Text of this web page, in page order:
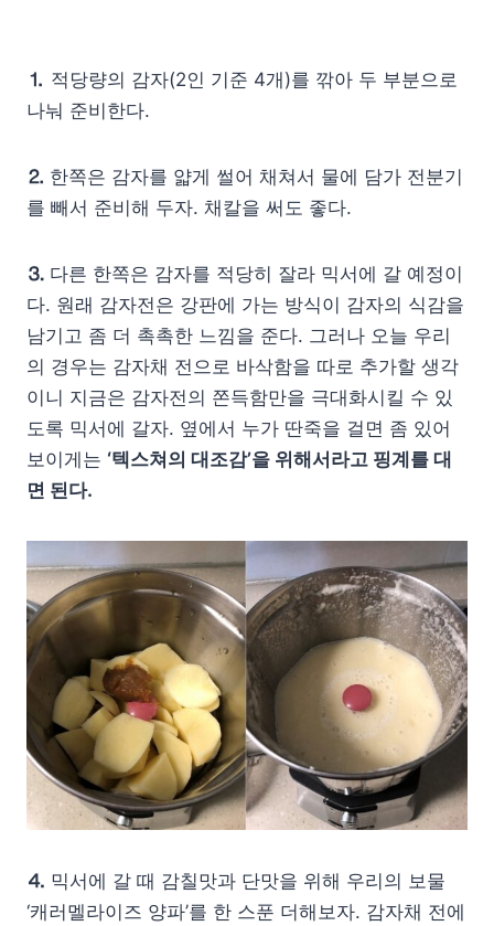
⒈ 적당량의 감자(2인 기준 4개)를 깎아 두 부분으로
나눠 준비한다.
⒉ 한쪽은 감자를 얇게 썰어 채쳐서 물에 담가 전분기
를 빼서 준비해 두자. 채칼을 써도 좋다.
⒊ 다른 한쪽은 감자를 적당히 잘라 믹서에 갈 예정이
다. 원래 감자전은 강판에 가는 방식이 감자의 식감을
남기고 좀 더 촉촉한 느낌을 준다. 그러나 오늘 우리
의 경우는 감자채 전으로 바삭함을 따로 추가할 생각
이니 지금은 감자전의 쫀득함만을 극대화시킬 수 있
도록 믹서에 갈자. 옆에서 누가 딴죽을 걸면 좀 있어
보이게는 ‘텍스쳐의 대조감’을 위해서라고 핑계를 대
면 된다.
⒋ 믹서에 갈 때 감칠맛과 단맛을 위해 우리의 보물
‘캐러멜라이즈 양파’를 한 스푼 더해보자. 감자채 전에